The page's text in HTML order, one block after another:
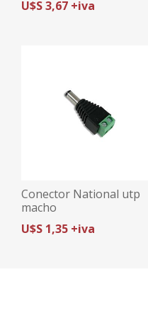
U$S 3,67 +iva
Conector National utp
macho
U$S 1,35 +iva